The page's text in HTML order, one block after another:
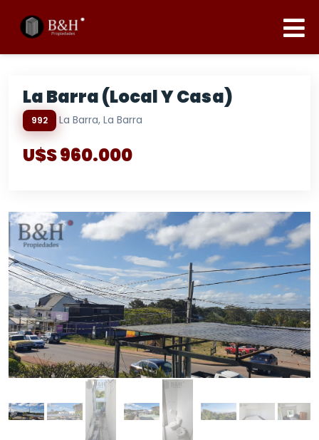
La Barra (local Y Casa)
992 La Barra, La Barra
U$S 960.000